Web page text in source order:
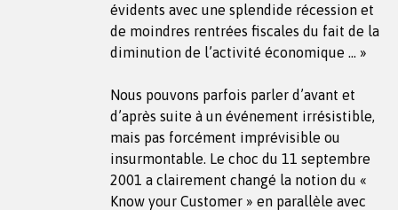
évidents avec une splendide récession et
de moindres rentrées fiscales du fait de la
diminution de l’activité économique … »
Nous pouvons parfois parler d’avant et
d’après suite à un événement irrésistible,
mais pas forcément imprévisible ou
insurmontable. Le choc du 11 septembre
2001 a clairement changé la notion du «
Know your Customer » en parallèle avec